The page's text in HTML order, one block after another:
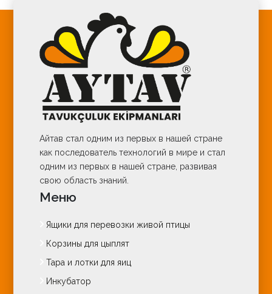
Айтав стал одним из первых в нашей стране
как последователь технологий в мире и стал
одним из первых в нашей стране, развивая
свою область знаний.
Меню
Ящики для перевозки живой птицы
Корзины для цыплят
Тара и лотки для яиц
Инкубатор